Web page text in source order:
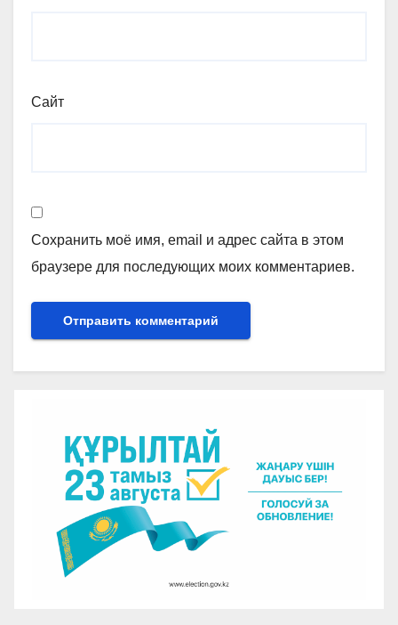
Сайт
Сохранить моё имя, email и адрес сайта в этом
браузере для последующих моих комментариев.